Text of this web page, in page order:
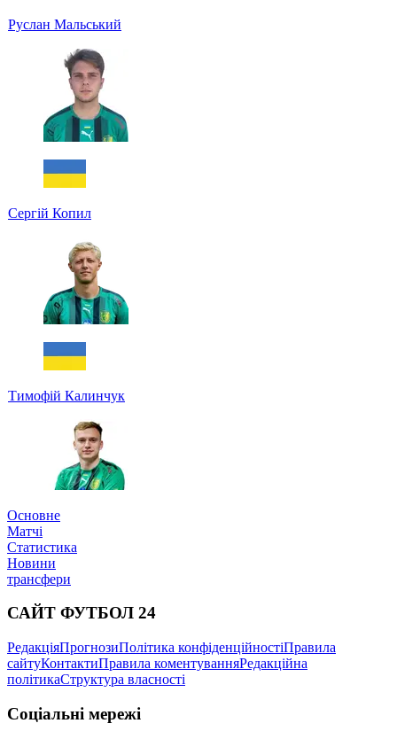
Руслан Мальський
Сергій Копил
Тимофій Калинчук
Основне
Матчі
Статистика
Новини
трансфери
САЙТ ФУТБОЛ 24
РедакціяПрогнозиПолітика конфіденційностіПравила
сайтуКонтактиПравила коментуванняРедакційна
політикаСтруктура власності
Соціальні мережі